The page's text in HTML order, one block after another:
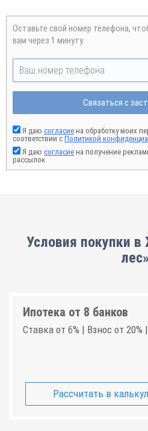
Оставьте свой номер телефона,
вам через 1 минуту.
Связаться с
Я даю согласие на обработку моих
соответствии с Политикой
Я даю согласие на получение
рассылок
Условия покупки
лес»
Ипотека от 8 банков
Ставка от 6% | Взнос от 20%
Рассчитать в